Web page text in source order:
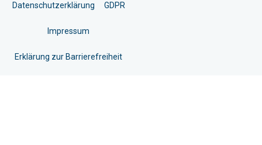
Datenschutzerklärung GDPR
Impressum
Erklärung zur Barrierefreiheit